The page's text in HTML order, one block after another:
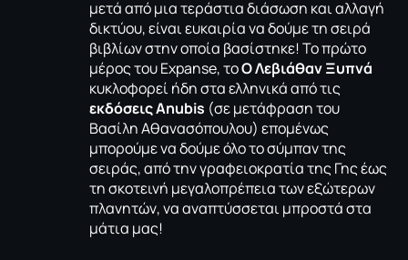
μετά από μια τεράστια διάσωση και αλλαγή
δικτύου, είναι ευκαιρία να δούμε τη σειρά
βιβλίων στην οποία βασίστηκε! Το πρώτο
μέρος του Expanse, τοΟ Λεβιάθαν Ξυπνά
κυκλοφορεί ήδη στα ελληνικά από τις
εκδόσεις Anubis (σε μετάφραση του
Bασίλη Αθανασόπουλου) επομένως
μπορούμε να δούμε όλο το σύμπαν της
σειράς, από την γραφειοκρατία της Γης έως
τη σκοτεινή μεγαλοπρέπεια των εξώτερων
πλανητών, να αναπτύσσεται μπροστά στα
μάτια μας!